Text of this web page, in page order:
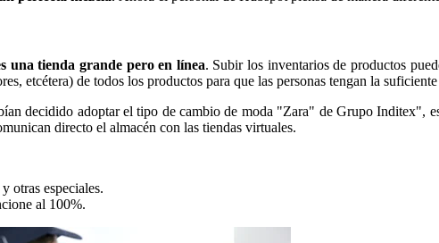
una tienda grande pero en línea. Subir los inventarios de productos
etcétera) de todos los productos para que las personas tengan la
decidido adoptar el tipo de cambio de moda "Zara" de Grupo Inditex",
directo el almacén con las tiendas virtuales.
otras especiales.
al 100%.